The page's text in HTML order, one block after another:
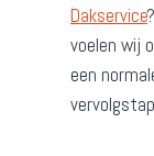
Dakservice
voelen wij
een